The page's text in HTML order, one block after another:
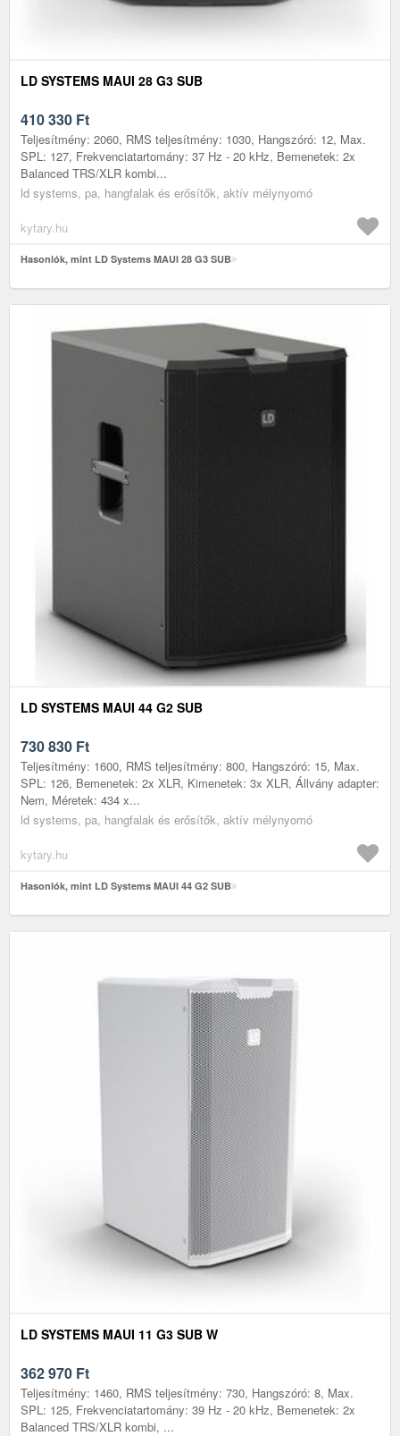
LD SYSTEMS MAUI 28 G3 SUB
410 330 Ft
Teljesítmény: 2060, RMS teljesítmény: 1030, Hangszóró: 12, Max.
SPL: 127, Frekvenciatartomány: 37 Hz - 20 kHz, Bemenetek: 2x
Balanced TRS/XLR kombi...
ld systems, pa, hangfalak és erősítők, aktív mélynyomó
kytary.hu
Hasonlók, mint LD Systems MAUI 28 G3 SUB
LD SYSTEMS MAUI 44 G2 SUB
730 830 Ft
Teljesítmény: 1600, RMS teljesítmény: 800, Hangszóró: 15, Max.
SPL: 126, Bemenetek: 2x XLR, Kimenetek: 3x XLR, Állvány adapter:
Nem, Méretek: 434 x...
ld systems, pa, hangfalak és erősítők, aktív mélynyomó
kytary.hu
Hasonlók, mint LD Systems MAUI 44 G2 SUB
LD SYSTEMS MAUI 11 G3 SUB W
362 970 Ft
Teljesítmény: 1460, RMS teljesítmény: 730, Hangszóró: 8, Max.
SPL: 125, Frekvenciatartomány: 39 Hz - 20 kHz, Bemenetek: 2x
Balanced TRS/XLR kombi, ...